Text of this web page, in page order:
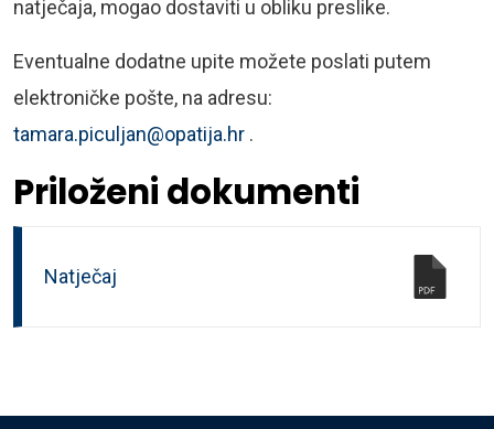
natječaja, mogao dostaviti u obliku preslike.
Eventualne dodatne upite možete poslati putem
elektroničke pošte, na adresu:
tamara.piculjan@opatija.hr .
Priloženi dokumenti
Natječaj